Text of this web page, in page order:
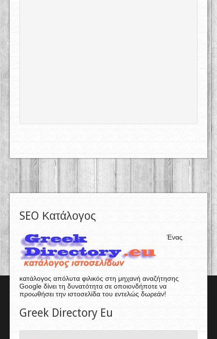
SEO Κατάλογος
Ένας
κατάλογος απόλυτα φιλικός στη μηχανή αναζήτησης
Google δίνει τη δυνατότητα σε οποιονδήποτε να
προωθήσει την ιστοσελίδα του εντελώς δωρεάν!
Greek Directory Eu